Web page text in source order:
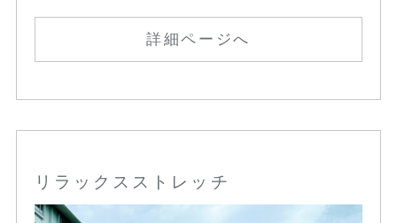
詳細ページへ
リラックスストレッチ